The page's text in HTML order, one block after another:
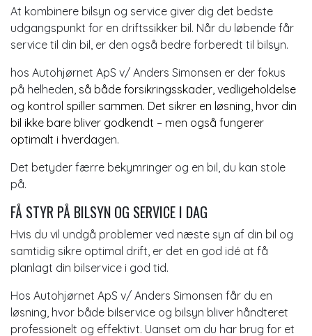
At kombinere bilsyn og service giver dig det bedste
udgangspunkt for en driftssikker bil. Når du løbende får
service til din bil, er den også bedre forberedt til bilsyn.
hos Autohjørnet ApS v/ Anders Simonsen er der fokus
på helheden, så både forsikringsskader, vedligeholdelse
og kontrol spiller sammen. Det sikrer en løsning, hvor din
bil ikke bare bliver godkendt – men også fungerer
optimalt i hverdagen.
Det betyder færre bekymringer og en bil, du kan stole
på.
FÅ STYR PÅ BILSYN OG SERVICE I DAG
Hvis du vil undgå problemer ved næste syn af din bil og
samtidig sikre optimal drift, er det en god idé at få
planlagt din bilservice i god tid.
Hos Autohjørnet ApS v/ Anders Simonsen får du en
løsning, hvor både bilservice og bilsyn bliver håndteret
professionelt og effektivt. Uanset om du har brug for et